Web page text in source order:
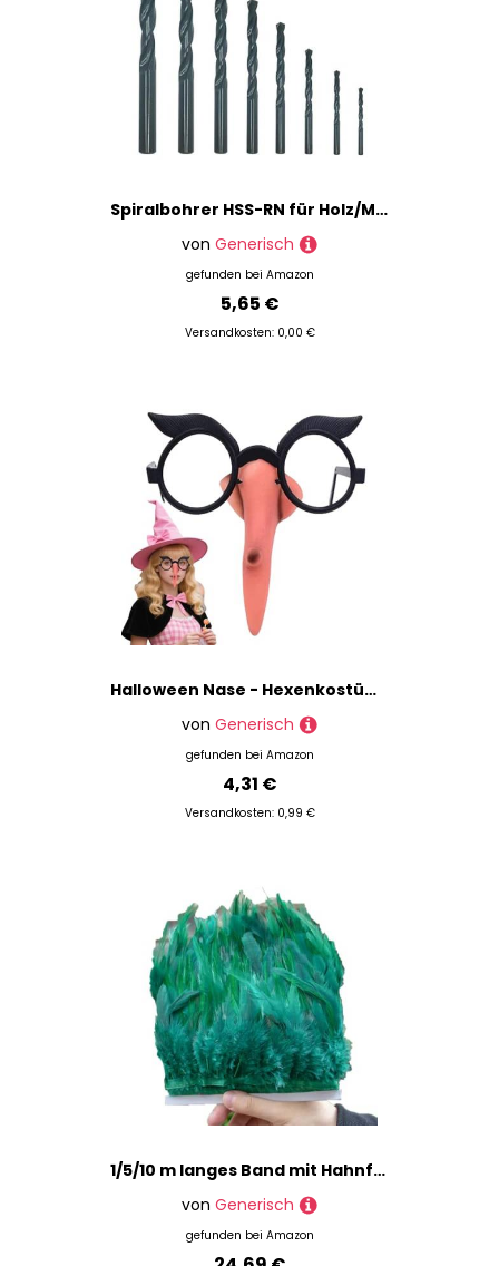
Spiralbohrer HSS-RN für Holz/Metall (0,9 mm, 10)
von Generisch
gefunden bei Amazon
5,65 €
Versandkosten: 0,00 €
Halloween Nase - Hexenkostüm Nase - Clown Brillen Make-up Zubehör für Kostümfeste Dekoration Aufführungen Partys Verkleidungspartys Geburtstagsfeiern Maskenbälle und Festliche Veranstaltungen
von Generisch
gefunden bei Amazon
4,31 €
Versandkosten: 0,99 €
1/5/10 m langes Band mit Hahnfedern, 10,2 - 15,2 cm, bunte Federn, Fransen, Hochzeitskleid, Dekoration, Accessoires, Dekoration, 98, 5 m
von Generisch
gefunden bei Amazon